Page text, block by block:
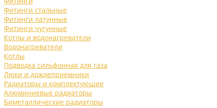
Фитинги стальные
Фитинги латунные
Фитинги чугунные
Котлы и водонагреватели
Водонагреватели
Котлы
Подводка сильфонная для газа
Люки и дождеприемники
Радиаторы и комплектующие
Алюминиевые радиаторы
Биметаллические радиаторы